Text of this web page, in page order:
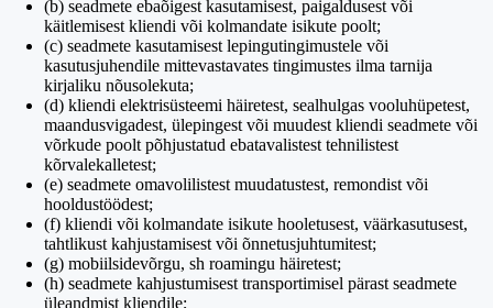
(b) seadmete ebaõigest kasutamisest, paigaldusest või
käitlemisest kliendi või kolmandate isikute poolt;
(c) seadmete kasutamisest lepingutingimustele või
kasutusjuhendile mittevastavates tingimustes ilma tarnija
kirjaliku nõusolekuta;
(d) kliendi elektrisüsteemi häiretest, sealhulgas vooluhüpetest,
maandusvigadest, ülepingest või muudest kliendi seadmete või
võrkude poolt põhjustatud ebatavalistest tehnilistest
kõrvalekalletest;
(e) seadmete omavolilistest muudatustest, remondist või
hooldustöödest;
(f) kliendi või kolmandate isikute hooletusest, väärkasutusest,
tahtlikust kahjustamisest või õnnetusjuhtumitest;
(g) mobiilsidevõrgu, sh roamingu häiretest;
(h) seadmete kahjustumisest transportimisel pärast seadmete
üleandmist kliendile;